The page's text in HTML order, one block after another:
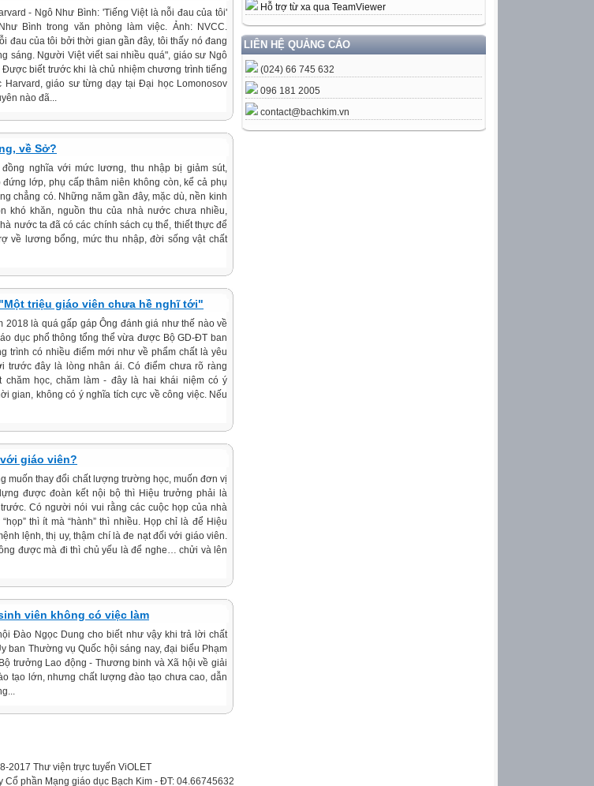
Hỗ trợ từ xa qua TeamViewer
LIÊN HỆ QUẢNG CÁO
(024) 66 745 632
096 181 2005
contact@bachkim.vn
- Ngô Như Bình: 'Tiếng Việt là nỗi đau của tôi'
Bình trong văn phòng làm việc. Ảnh: NVCC.
đau của tôi bởi thời gian gần đây, tôi thấy nó đang
sáng. Người Việt viết sai nhiều quá", giáo sư Ngô
Được biết trước khi là chủ nhiệm chương trình tiếng
Harvard, giáo sư từng dạy tại Đại học Lomonosov
nào đã...
về Sở?
nghĩa với mức lương, thu nhập bị giảm sút,
lớp, phụ cấp thâm niên không còn, kể cả phụ
chẳng có. Những năm gần đây, mặc dù, nền kinh
khó khăn, nguồn thu của nhà nước chưa nhiều,
nước ta đã có các chính sách cụ thể, thiết thực để
về lương bổng, mức thu nhập, đời sống vật chất
triệu giáo viên chưa hề nghĩ tới"
2018 là quá gấp gáp Ông đánh giá như thế nào về
dục phổ thông tổng thể vừa được Bộ GD-ĐT ban
trình có nhiều điểm mới như về phẩm chất là yêu
trước đây là lòng nhân ái. Có điểm chưa rõ ràng
chăm học, chăm làm - đây là hai khái niệm có ý
gian, không có ý nghĩa tích cực về công việc. Nếu
giáo viên?
muốn thay đổi chất lượng trường học, muốn đơn vị
được đoàn kết nội bộ thì Hiệu trưởng phải là
Có người nói vui rằng các cuộc họp của nhà
thì ít mà “hành” thì nhiều. Họp chỉ là để Hiệu
lệnh, thị uy, thậm chí là đe nạt đối với giáo viên.
được mà đi thì chủ yếu là để nghe… chửi và lên
viên không có việc làm
Đào Ngọc Dung cho biết như vậy khi trả lời chất
ban Thường vụ Quốc hội sáng nay, đại biểu Phạm
trưởng Lao động - Thương binh và Xã hội về giải
tạo lớn, nhưng chất lượng đào tạo chưa cao, dẫn
2017 Thư viện trực tuyến ViOLET
Cổ phần Mạng giáo dục Bạch Kim - ĐT: 04.66745632